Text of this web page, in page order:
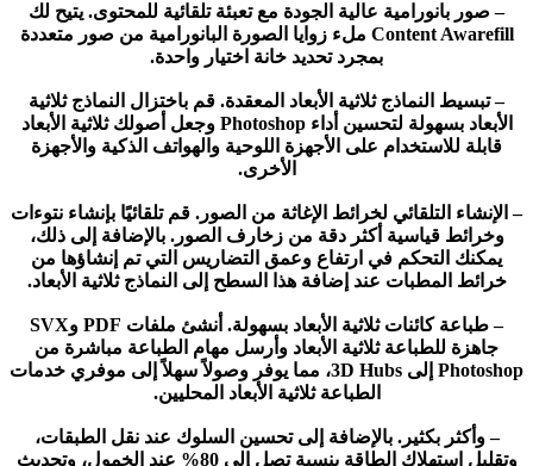
– صور بانورامية عالية الجودة مع تعبئة تلقائية للمحتوى. يتيح لك
Content Awarefill ملء زوايا الصورة البانورامية من صور متعددة
بمجرد تحديد خانة اختيار واحدة.
– تبسيط النماذج ثلاثية الأبعاد المعقدة. قم باختزال النماذج ثلاثية
الأبعاد بسهولة لتحسين أداء Photoshop وجعل أصولك ثلاثية الأبعاد
قابلة للاستخدام على الأجهزة اللوحية والهواتف الذكية والأجهزة
الأخرى.
– الإنشاء التلقائي لخرائط الإغاثة من الصور. قم تلقائيًا بإنشاء نتوءات
وخرائط قياسية أكثر دقة من زخارف الصور. بالإضافة إلى ذلك،
يمكنك التحكم في ارتفاع وعمق التضاريس التي تم إنشاؤها من
خرائط المطبات عند إضافة هذا السطح إلى النماذج ثلاثية الأبعاد.
– طباعة كائنات ثلاثية الأبعاد بسهولة. أنشئ ملفات PDF وSVX
جاهزة للطباعة ثلاثية الأبعاد وأرسل مهام الطباعة مباشرة من
Photoshop إلى 3D Hubs، مما يوفر وصولاً سهلاً إلى موفري خدمات
الطباعة ثلاثية الأبعاد المحليين.
– وأكثر بكثير. بالإضافة إلى تحسين السلوك عند نقل الطبقات،
وتقليل استهلاك الطاقة بنسبة تصل إلى 80% عند الخمول، وتحديث